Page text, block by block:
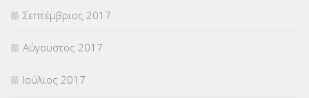
Σεπτέμβριος 2017
Αύγουστος 2017
Ιούλιος 2017